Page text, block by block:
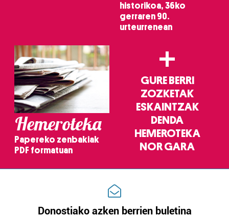
historikoa, 36ko
gerraren 90.
urteurrenean
Hemeroteka
Papereko zenbakiak
PDF formatuan
+
GURE BERRI
ZOZKETAK
ESKAINTZAK
DENDA
HEMEROTEKA
NOR GARA
Donostiako azken berrien buletina